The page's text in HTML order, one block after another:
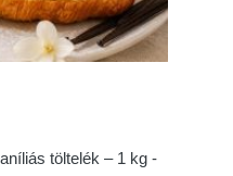
töltelék – 1 kg -